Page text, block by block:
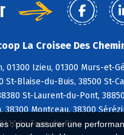
: pour assurer une
La Croisee Des
01300 Izieu, 01300 Murs-et-
St-Blaise-du-Buis, 38500 St-
St-Laurent-du-Pont,
38300 Montceau, 38300
La Tour-du-Pin